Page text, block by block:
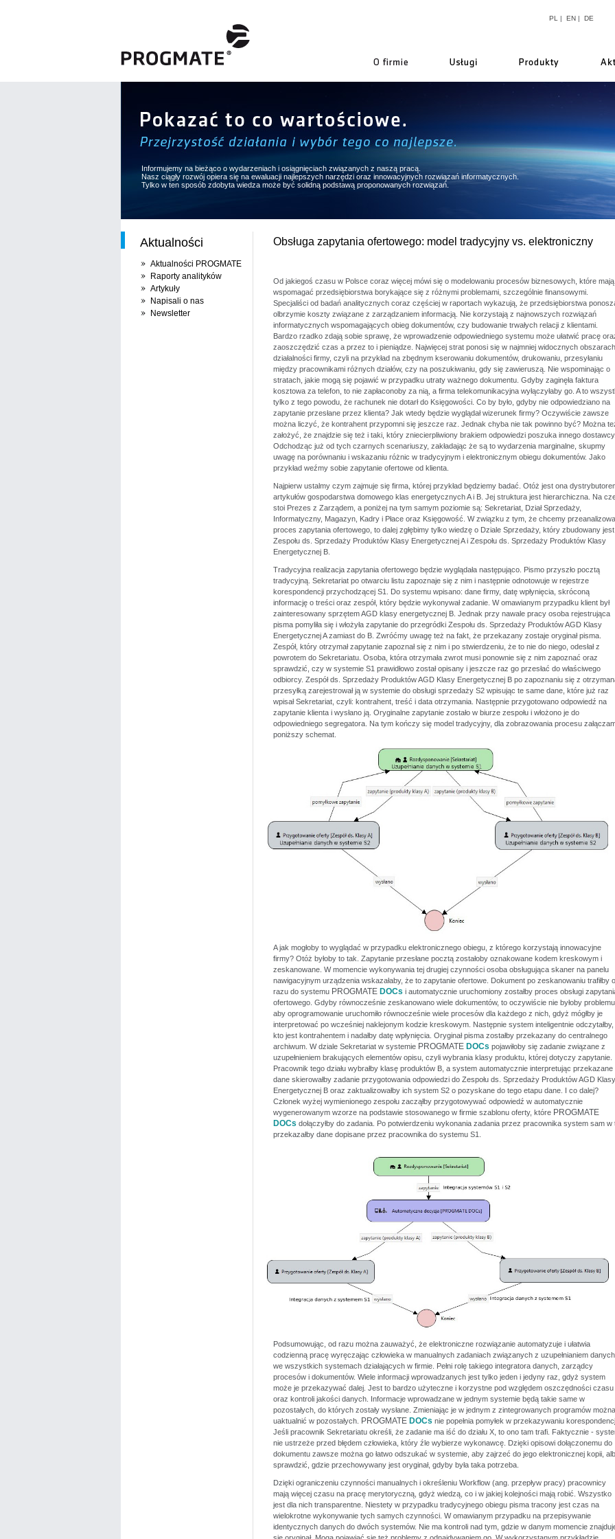
PL | EN| DE
Informujemy na bieżąco o wydarzeniach i osiągnięciach związanych z naszą pracą.
Nasz ciągły rozwój opiera się na ewaluacji najlepszych narzędzi oraz innowacyjnych rozwiązań informatycznych.
Tylko w ten sposób zdobyta wiedza może być solidną podstawą proponowanych rozwiązań.
Aktualności
Aktualności PROGMATE
Raporty analityków
Artykuły
Napisali o nas
Newsletter
Obsługa zapytania ofertowego: model tradycyjny vs. elektroniczny
Od jakiegoś czasu w Polsce coraz więcej mówi się o modelowaniu procesów biznesowych, które mają
wspomagać przedsiębiorstwa borykające się z różnymi problemami, szczególnie finansowymi.
Specjaliści od badań analitycznych coraz częściej w raportach wykazują, że przedsiębiorstwa
olbrzymie koszty związane z zarządzaniem informacją. Nie korzystają z najnowszych rozwiązań
informatycznych wspomagających obieg dokumentów, czy budowanie trwałych relacji z klientami.
Bardzo rzadko zdają sobie sprawę, że wprowadzenie odpowiedniego systemu może ułatwić pracę
zaoszczędzić czas a przez to i pieniądze. Najwięcej strat ponosi się w najmniej widocznych obszarach
działalności firmy, czyli na przykład na zbędnym kserowaniu dokumentów, drukowaniu, przesyłaniu
między pracownikami różnych działów, czy na poszukiwaniu, gdy się zawieruszą. Nie wspominając o
stratach, jakie mogą się pojawić w przypadku utraty ważnego dokumentu. Gdyby zaginęła faktura
kosztowa za telefon, to nie zapłaconoby za nią, a firma telekomunikacyjna wyłączyłaby go. A to
tylko z tego powodu, że rachunek nie dotarł do Księgowości. Co by było, gdyby nie odpowiedziano na
zapytanie przesłane przez klienta? Jak wtedy będzie wyglądał wizerunek firmy? Oczywiście zawsze
można liczyć, że kontrahent przypomni się jeszcze raz. Jednak chyba nie tak powinno być? Można
założyć, że znajdzie się też i taki, który zniecierpliwiony brakiem odpowiedzi poszuka innego dostawcy.
Odchodząc już od tych czarnych scenariuszy, zakładając że są to wydarzenia marginalne, skupmy
uwagę na porównaniu i wskazaniu różnic w tradycyjnym i elektronicznym obiegu dokumentów. Jako
przykład weźmy sobie zapytanie ofertowe od klienta.
Najpierw ustalmy czym zajmuje się firma, której przykład będziemy badać. Otóż jest ona
artykułów gospodarstwa domowego klas energetycznych A i B. Jej struktura jest hierarchiczna. Na
stoi Prezes z Zarządem, a poniżej na tym samym poziomie są: Sekretariat, Dział Sprzedaży,
Informatyczny, Magazyn, Kadry i Płace oraz Księgowość. W związku z tym, że chcemy
proces zapytania ofertowego, to dalej zgłębimy tylko wiedzę o Dziale Sprzedaży, który zbudowany
Zespołu ds. Sprzedaży Produktów Klasy Energetycznej A i Zespołu ds. Sprzedaży Produktów Klasy
Energetycznej B.
Tradycyjna realizacja zapytania ofertowego będzie wyglądała następująco. Pismo przyszło pocztą
tradycyjną. Sekretariat po otwarciu listu zapoznaje się z nim i następnie odnotowuje w rejestrze
korespondencji przychodzącej S1. Do systemu wpisano: dane firmy, datę wpłynięcia, skróconą
informację o treści oraz zespół, który będzie wykonywał zadanie. W omawianym przypadku klient był
zainteresowany sprzętem AGD klasy energetycznej B. Jednak przy nawale pracy osoba rejestrująca
pisma pomyliła się i włożyła zapytanie do przegródki Zespołu ds. Sprzedaży Produktów AGD Klasy
Energetycznej A zamiast do B. Zwróćmy uwagę też na fakt, że przekazany zostaje oryginał pisma.
Zespół, który otrzymał zapytanie zapoznał się z nim i po stwierdzeniu, że to nie do niego, odesłał z
powrotem do Sekretariatu. Osoba, która otrzymała zwrot musi ponownie się z nim zapoznać oraz
sprawdzić, czy w systemie S1 prawidłowo został opisany i jeszcze raz go przesłać do właściwego
odbiorcy. Zespół ds. Sprzedaży Produktów AGD Klasy Energetycznej B po zapoznaniu się z
przesyłką zarejestrował ją w systemie do obsługi sprzedaży S2 wpisując te same dane, które już raz
wpisał Sekretariat, czyli: kontrahent, treść i data otrzymania. Następnie przygotowano odpowiedź na
zapytanie klienta i wysłano ją. Oryginalne zapytanie zostało w biurze zespołu i włożono je do
odpowiedniego segregatora. Na tym kończy się model tradycyjny, dla zobrazowania procesu
poniższy schemat.
A jak mogłoby to wyglądać w przypadku elektronicznego obiegu, z którego korzystają innowacyjne
firmy? Otóż byłoby to tak. Zapytanie przesłane pocztą zostałoby oznakowane kodem kreskowym i
zeskanowane. W momencie wykonywania tej drugiej czynności osoba obsługująca skaner na panelu
nawigacyjnym urządzenia wskazałaby, że to zapytanie ofertowe. Dokument po zeskanowaniu trafiłby
razu do systemu PROGMATE DOCs i automatycznie uruchomiony zostałby proces obsługi
ofertowego. Gdyby równocześnie zeskanowano wiele dokumentów, to oczywiście nie byłoby problemu,
aby oprogramowanie uruchomiło równocześnie wiele procesów dla każdego z nich, gdyż mógłby je
interpretować po wcześniej naklejonym kodzie kreskowym. Następnie system inteligentnie odczytałby,
kto jest kontrahentem i nadałby datę wpłynięcia. Oryginał pisma zostałby przekazany do centralnego
archiwum. W dziale Sekretariat w systemie PROGMATE DOCs pojawiłoby się zadanie związane z
uzupełnieniem brakujących elementów opisu, czyli wybrania klasy produktu, której dotyczy zapytanie.
Pracownik tego działu wybrałby klasę produktów B, a system automatycznie interpretując przekazane
dane skierowałby zadanie przygotowania odpowiedzi do Zespołu ds. Sprzedaży Produktów AGD Klasy
Energetycznej B oraz zaktualizowałby ich system S2 o pozyskane do tego etapu dane. I co dalej?
Członek wyżej wymienionego zespołu zacząłby przygotowywać odpowiedź w automatycznie
wygenerowanym wzorze na podstawie stosowanego w firmie szablonu oferty, które PROGMATE
DOCs dołączyłby do zadania. Po potwierdzeniu wykonania zadania przez pracownika system sam w
przekazałby dane dopisane przez pracownika do systemu S1.
Podsumowując, od razu można zauważyć, że elektroniczne rozwiązanie automatyzuje i ułatwia
codzienną pracę wyręczając człowieka w manualnych zadaniach związanych z uzupełnianiem danych
we wszystkich systemach działających w firmie. Pełni rolę takiego integratora danych, zarządcy
procesów i dokumentów. Wiele informacji wprowadzanych jest tylko jeden i jedyny raz, gdyż system
może je przekazywać dalej. Jest to bardzo użyteczne i korzystne pod względem oszczędności czasu
oraz kontroli jakości danych. Informacje wprowadzane w jednym systemie będą takie same w
pozostałych, do których zostały wysłane. Zmieniając je w jednym z zintegrowanych programów można
uaktualnić w pozostałych.
PROGMATE DOCs nie popełnia pomyłek w przekazywaniu
Jeśli pracownik Sekretariatu określi, że zadanie ma iść do działu X, to ono tam trafi. Faktycznie -
nie ustrzeże przed błędem człowieka, który źle wybierze wykonawcę. Dzięki opisowi dołączonemu do
dokumentu zawsze można go łatwo odszukać w systemie, aby zajrzeć do jego elektronicznej kopii,
sprawdzić, gdzie przechowywany jest oryginał, gdyby była taka potrzeba.
Dzięki ograniczeniu czynności manualnych i określeniu Workflow (ang. przepływ pracy) pracownicy
mają więcej czasu na pracę merytoryczną, gdyż wiedzą, co i w jakiej kolejności mają robić. Wszystko
jest dla nich transparentne. Niestety w przypadku tradycyjnego obiegu pisma tracony jest czas na
wielokrotne wykonywanie tych samych czynności. W omawianym przypadku na przepisywanie
identycznych danych do dwóch systemów. Nie ma kontroli nad tym, gdzie w danym momencie